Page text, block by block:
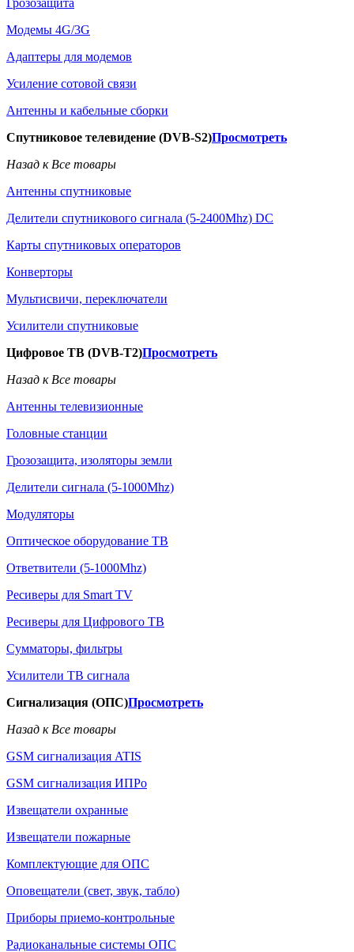
Грозозащита
Модемы 4G/3G
Адаптеры для модемов
Усиление сотовой связи
Антенны и кабельные сборки
Спутниковое телевидение (DVB-S2)Просмотреть
Назад к Все товары
Антенны спутниковые
Делители спутникового сигнала (5-2400Mhz) DC
Карты спутниковых операторов
Конверторы
Мультисвичи, переключатели
Усилители спутниковые
Цифровое ТВ (DVB-T2)Просмотреть
Назад к Все товары
Антенны телевизионные
Головные станции
Грозозащита, изоляторы земли
Делители сигнала (5-1000Mhz)
Модуляторы
Оптическое оборудование ТВ
Ответвители (5-1000Mhz)
Ресиверы для Smart TV
Ресиверы для Цифрового ТВ
Сумматоры, фильтры
Усилители ТВ сигнала
Сигнализация (ОПС)Просмотреть
Назад к Все товары
GSM сигнализация ATIS
GSM сигнализация ИПРо
Извещатели охранные
Извещатели пожарные
Комплектующие для ОПС
Оповещатели (свет, звук, табло)
Приборы приемо-контрольные
Радиоканальные системы ОПС